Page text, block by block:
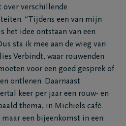
over verschillende
“Tijdens een van mijn
het idee ontstaan van een
sta ik mee aan de wieg van
Verbindt, waar rouwenden
voor een goed gesprek of
ontlenen. Daarnaast
keer per jaar een rouw- en
thema, in Michiels café.
een bijeenkomst in een